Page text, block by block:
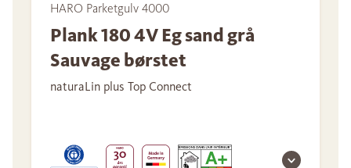
HARO Parketgulv 4000
Plank 180 4V Eg sand grå
Sauvage børstet
naturaLin plus Top Connect